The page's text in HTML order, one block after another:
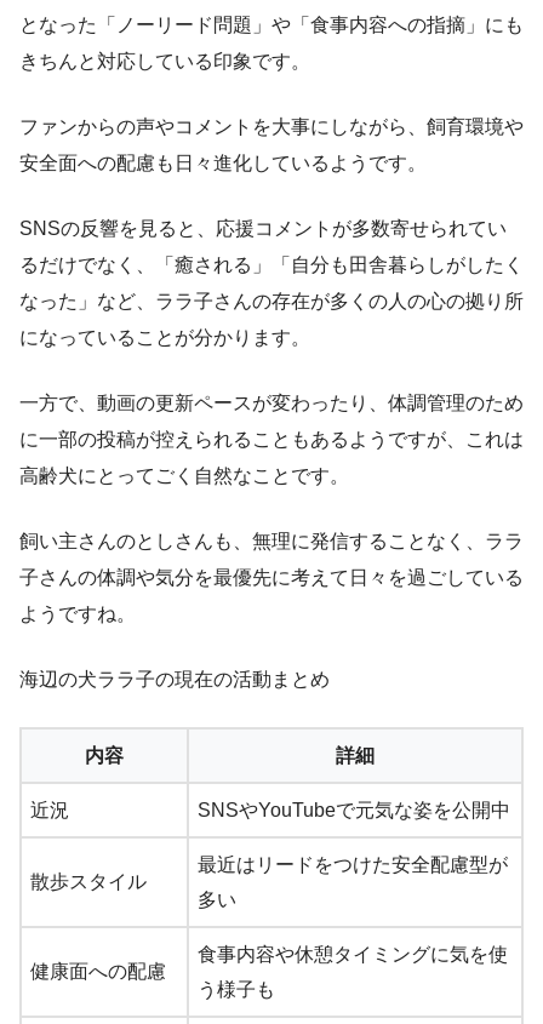
となった「ノーリード問題」や「食事内容への指摘」にも
きちんと対応している印象です。
ファンからの声やコメントを大事にしながら、飼育環境や
安全面への配慮も日々進化しているようです。
SNSの反響を見ると、応援コメントが多数寄せられてい
るだけでなく、「癒される」「自分も田舎暮らしがしたく
なった」など、ララ子さんの存在が多くの人の心の拠り所
になっていることが分かります。
一方で、動画の更新ペースが変わったり、体調管理のため
に一部の投稿が控えられることもあるようですが、これは
高齢犬にとってごく自然なことです。
飼い主さんのとしさんも、無理に発信することなく、ララ
子さんの体調や気分を最優先に考えて日々を過ごしている
ようですね。
海辺の犬ララ子の現在の活動まとめ
内容 詳細
近況 SNSやYouTubeで元気な姿を公開中
散歩スタイル
最近はリードをつけた安全配慮型が
多い
健康面への配慮
食事内容や休憩タイミングに気を使
う様子も